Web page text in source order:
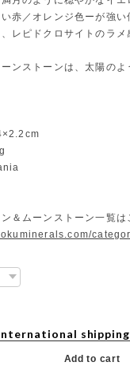
赤／オレンジ色ーが強
レピドクロサイトのラメ
ンストーンは、太陽の
＆ムーンストーン一覧
Add to cart